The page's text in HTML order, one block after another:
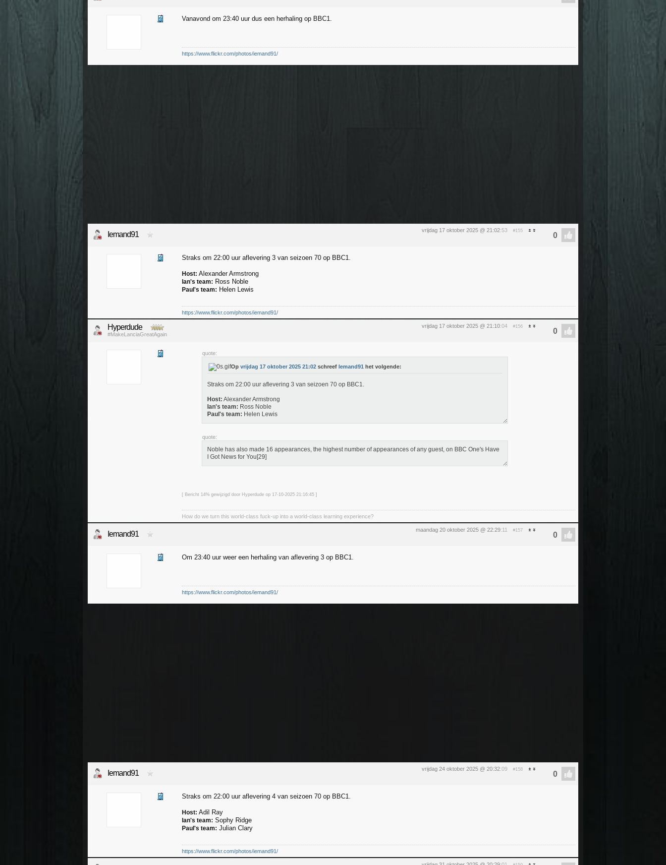
Vanavond om 23:40 uur dus een herhaling op BBC1.
https://www.flickr.com/photos/iemand91/
vrijdag 17 oktober 2025 @ 21:02:53 #155
Iemand91
Straks om 22:00 uur aflevering 3 van seizoen 70 op BBC1.
Host: Alexander Armstrong
Ian's team: Ross Noble
Paul's team: Helen Lewis
https://www.flickr.com/photos/iemand91/
vrijdag 17 oktober 2025 @ 21:10:04 #156
Hyperdude
#MakeLanciaGreatAgain
quote:
Op vrijdag 17 oktober 2025 21:02 schreef Iemand91 het volgende:
Straks om 22:00 uur aflevering 3 van seizoen 70 op BBC1.
Host: Alexander Armstrong
Ian's team: Ross Noble
Paul's team: Helen Lewis
quote:
Noble has also made 16 appearances, the highest number of appearances of any guest, on BBC One's Have
I Got News for You[29]
[ Bericht 14% gewijzigd door Hyperdude op 17-10-2025 21:16:45 ]
How do we turn this world-class fuck-up into a world-class learning experience?
maandag 20 oktober 2025 @ 22:29:11 #157
Iemand91
Om 23:40 uur weer een herhaling van aflevering 3 op BBC1.
https://www.flickr.com/photos/iemand91/
vrijdag 24 oktober 2025 @ 20:32:09 #158
Iemand91
Straks om 22:00 uur aflevering 4 van seizoen 70 op BBC1.
Host: Adil Ray
Ian's team: Sophy Ridge
Paul's team: Julian Clary
https://www.flickr.com/photos/iemand91/